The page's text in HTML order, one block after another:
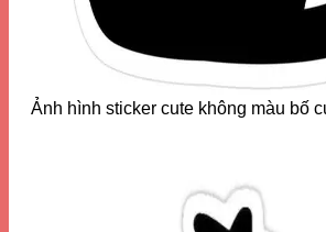
Ảnh hình sticker cute không màu bố